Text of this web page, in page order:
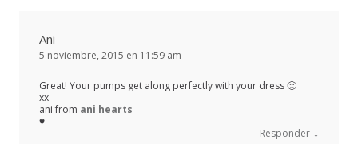
Ani
5 noviembre, 2015 en 11:59 am
Great! Your pumps get along perfectly with your dress 🙂
xx
ani from ani hearts
♥
Responder ↓